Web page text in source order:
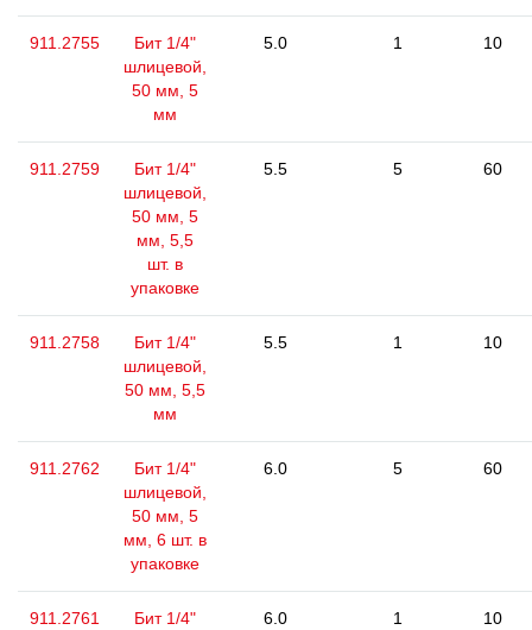
911.2755
Бит 1/4"
шлицевой,
50 мм, 5
мм
5.0 1 10
911.2759
Бит 1/4"
шлицевой,
50 мм, 5
мм, 5,5
шт. в
упаковке
5.5 5 60
911.2758
Бит 1/4"
шлицевой,
50 мм, 5,5
мм
5.5 1 10
911.2762
Бит 1/4"
шлицевой,
50 мм, 5
мм, 6 шт. в
упаковке
6.0 5 60
911.2761
Бит 1/4"
6.0 1 10